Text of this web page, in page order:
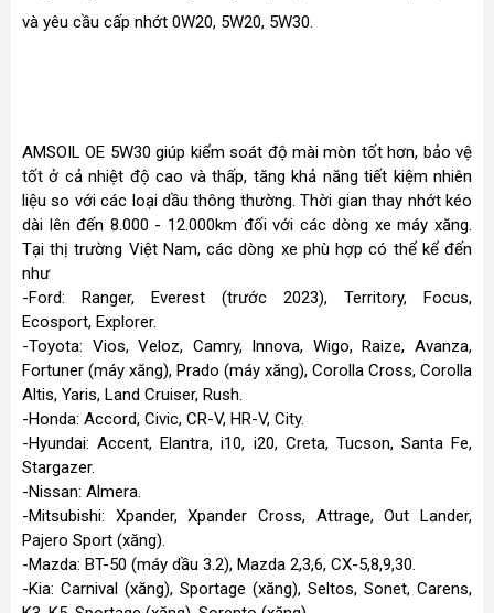
và yêu cầu cấp nhớt 0W20, 5W20, 5W30.
AMSOIL OE 5W30 giúp kiểm soát độ mài mòn tốt hơn, bảo vệ
tốt ở cả nhiệt độ cao và thấp, tăng khả năng tiết kiệm nhiên
liệu so với các loại dầu thông thường. Thời gian thay nhớt kéo
dài lên đến 8.000 - 12.000km đối với các dòng xe máy xăng.
Tại thị trường Việt Nam, các dòng xe phù hợp có thể kể đến
như
-Ford: Ranger, Everest (trước 2023), Territory, Focus,
Ecosport, Explorer.
-Toyota: Vios, Veloz, Camry, Innova, Wigo, Raize, Avanza,
Fortuner (máy xăng), Prado (máy xăng), Corolla Cross, Corolla
Altis, Yaris, Land Cruiser, Rush.
-Honda: Accord, Civic, CR-V, HR-V, City.
-Hyundai: Accent, Elantra, i10, i20, Creta, Tucson, Santa Fe,
Stargazer.
-Nissan: Almera.
-Mitsubishi: Xpander, Xpander Cross, Attrage, Out Lander,
Pajero Sport (xăng).
-Mazda: BT-50 (máy dầu 3.2), Mazda 2,3,6, CX-5,8,9,30.
-Kia: Carnival (xăng), Sportage (xăng), Seltos, Sonet, Carens,